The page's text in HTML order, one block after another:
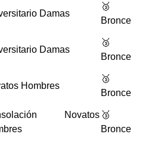
Damas
🥉
Bronce
Damas
🥉
Bronce
Hombres
🥉
Bronce
Novatos 🥉
Bronce